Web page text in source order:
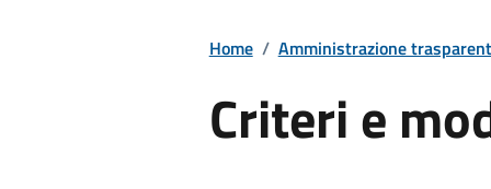
Home / Amministrazione
Criteri e